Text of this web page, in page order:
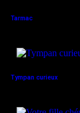
Tarmac
Tympan curieux